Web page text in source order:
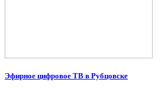
Эфирное цифровое ТВ в Рубцовске